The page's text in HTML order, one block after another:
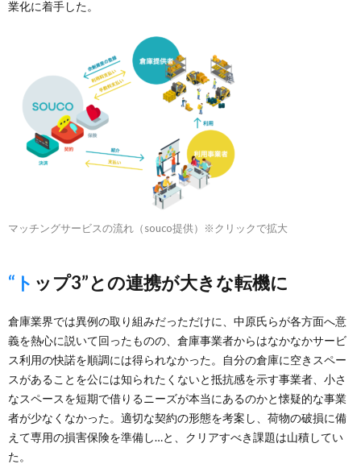
業化に着手した。
マッチングサービスの流れ（souco提供）※クリックで拡大
“トップ3”との連携が大きな転機に
倉庫業界では異例の取り組みだっただけに、中原氏らが各方面へ意
義を熱心に説いて回ったものの、倉庫事業者からはなかなかサービ
ス利用の快諾を順調には得られなかった。自分の倉庫に空きスペー
スがあることを公には知られたくないと抵抗感を示す事業者、小さ
なスペースを短期で借りるニーズが本当にあるのかと懐疑的な事業
者が少なくなかった。適切な契約の形態を考案し、荷物の破損に備
えて専用の損害保険を準備し…と、クリアすべき課題は山積してい
た。